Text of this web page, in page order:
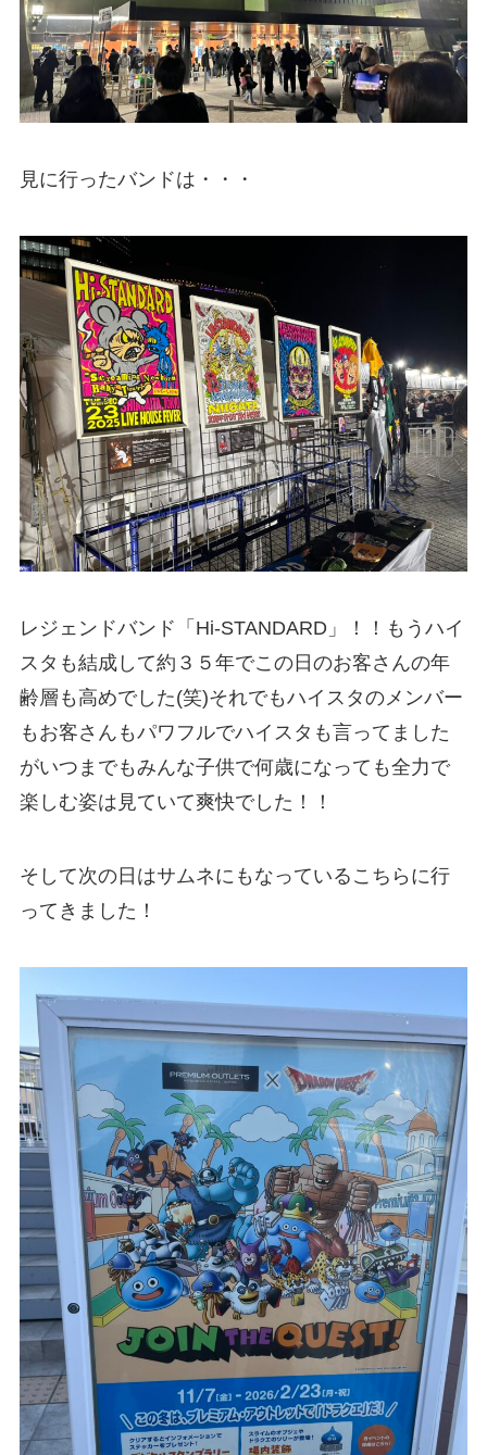
見に行ったバンドは・・・
レジェンドバンド「Hi-STANDARD」！！もうハイ
スタも結成して約３５年でこの日のお客さんの年
齢層も高めでした(笑)それでもハイスタのメンバー
もお客さんもパワフルでハイスタも言ってました
がいつまでもみんな子供で何歳になっても全力で
楽しむ姿は見ていて爽快でした！！
そして次の日はサムネにもなっているこちらに行
ってきました！